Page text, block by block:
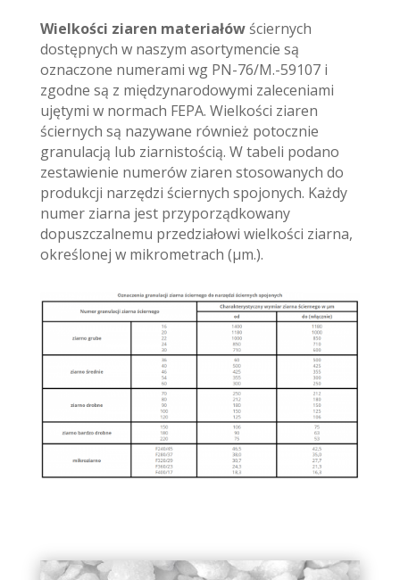
Wielkości ziaren materiałówściernych
dostępnych w naszym asortymencie są
oznaczone numerami wg PN-76/M.-59107 i
zgodne są z międzynarodowymi zaleceniami
ujętymi w normach FEPA. Wielkości ziaren
ściernych są nazywane również potocznie
granulacją lub ziarnistością. W tabeli podano
zestawienie numerów ziaren stosowanych do
produkcji narzędzi ściernych spojonych. Każdy
numer ziarna jest przyporządkowany
dopuszczalnemu przedziałowi wielkości ziarna,
określonej w mikrometrach (µm.).